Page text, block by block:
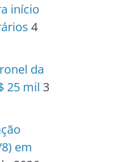
início
4
da
25 mil 3
em